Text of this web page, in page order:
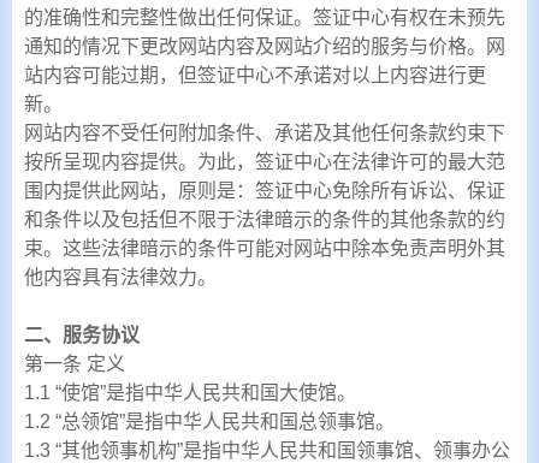
的准确性和完整性做出任何保证。签证中心有权在未预先
通知的情况下更改网站内容及网站介绍的服务与价格。网
站内容可能过期，但签证中心不承诺对以上内容进行更
新。
网站内容不受任何附加条件、承诺及其他任何条款约束下
按所呈现内容提供。为此，签证中心在法律许可的最大范
围内提供此网站，原则是：签证中心免除所有诉讼、保证
和条件以及包括但不限于法律暗示的条件的其他条款的约
束。这些法律暗示的条件可能对网站中除本免责声明外其
他内容具有法律效力。
二、服务协议
第一条 定义
1.1 “使馆”是指中华人民共和国大使馆。
1.2 “总领馆”是指中华人民共和国总领事馆。
1.3 “其他领事机构”是指中华人民共和国领事馆、领事办公